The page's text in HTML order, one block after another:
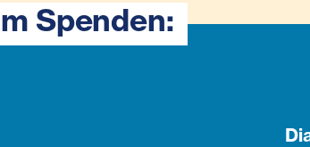
Spenden: